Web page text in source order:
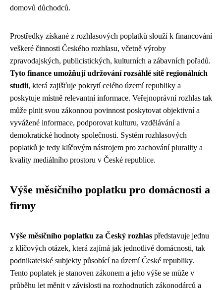
domovů důchodců.
Prostředky získané z rozhlasových poplatků slouží k financování
veškeré činnosti Českého rozhlasu, včetně výroby
zpravodajských, publicistických, kulturních a zábavních pořadů.
Tyto finance umožňují udržování rozsáhlé sítě regionálních
studií, která zajišťuje pokrytí celého území republiky a
poskytuje místně relevantní informace. Veřejnoprávní rozhlas tak
může plnit svou zákonnou povinnost poskytovat objektivní a
vyvážené informace, podporovat kulturu, vzdělávání a
demokratické hodnoty společnosti. Systém rozhlasových
poplatků je tedy klíčovým nástrojem pro zachování plurality a
kvality mediálního prostoru v České republice.
Výše měsíčního poplatku pro domácnosti a
firmy
Výše měsíčního poplatku za Český rozhlas představuje jednu
z klíčových otázek, která zajímá jak jednotlivé domácnosti, tak
podnikatelské subjekty působící na území České republiky.
Tento poplatek je stanoven zákonem a jeho výše se může v
průběhu let měnit v závislosti na rozhodnutích zákonodárců a